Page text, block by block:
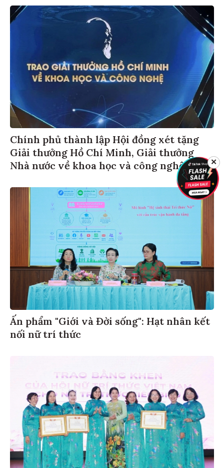
Chính phủ thành lập Hội đồng xét tặng
Giải thưởng Hồ Chí Minh, Giải thưởng
Nhà nước về khoa học và công nghệ
Ấn phẩm "Giới và Đời sống": Hạt nhân kết
nối nữ trí thức
✕